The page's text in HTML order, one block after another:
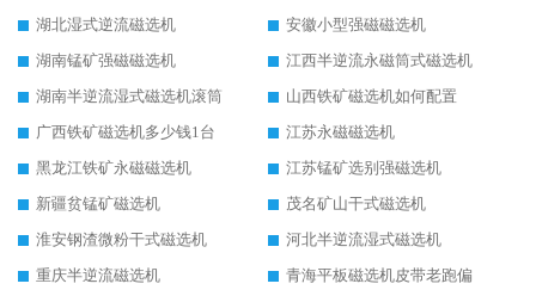
湖北湿式逆流磁选机
安徽小型强磁磁选机
湖南锰矿强磁磁选机
江西半逆流永磁筒式磁选机
湖南半逆流湿式磁选机滚筒
山西铁矿磁选机如何配置
广西铁矿磁选机多少钱1台
江苏永磁磁选机
黑龙江铁矿永磁磁选机
江苏锰矿选别强磁选机
新疆贫锰矿磁选机
茂名矿山干式磁选机
淮安钢渣微粉干式磁选机
河北半逆流湿式磁选机
重庆半逆流磁选机
青海平板磁选机皮带老跑偏